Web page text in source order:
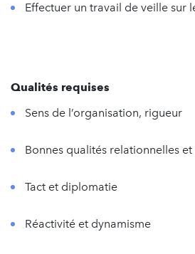
Effectuer un travail de veille sur
Qualités requises
Sens de l’organisation, rigueur
Bonnes qualités relationnelles
Tact et diplomatie
Réactivité et dynamisme